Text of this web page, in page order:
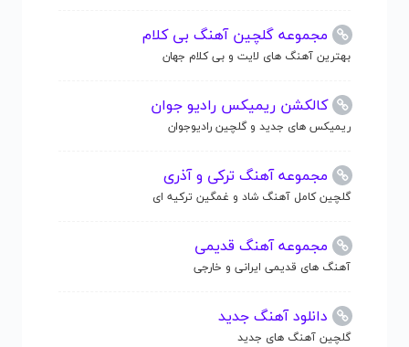
مجموعه گلچین آهنگ بی کلام
بهترین آهنگ های لایت و بی کلام جهان
کالکشن ریمیکس رادیو جوان
ریمیکس های جدید و گلچین رادیوجوان
مجموعه آهنگ ترکی و آذری
گلچین کامل آهنگ شاد و غمگین ترکیه ای
مجموعه آهنگ قدیمی
آهنگ های قدیمی ایرانی و خارجی
دانلود آهنگ جدید
گلچین آهنگ های جدید